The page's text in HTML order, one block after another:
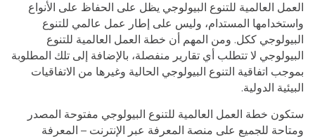
العمل العالمية للتنوع البيولوجي يظل على الحفاظ على الأنواع
واستخدامها المستدام، وليس على إطار عمل عالمي للتنوع
البيولوجي ككل. ومن المهم أن خطة العمل العالمية للتنوع
البيولوجي لا تتطلب أي تقارير منفصلة، ​​بالإضافة إلى تلك المطلوبة
بموجب اتفاقية التنوع البيولوجي الحالية وغيرها من الاتفاقيات
البيئية الدولية.
ستكون خطة العمل العالمية للتنوع البيولوجي مفتوحة المصدر
ومتاحة للجميع على منصة المعرفة عبر الإنترنت – المعرفة